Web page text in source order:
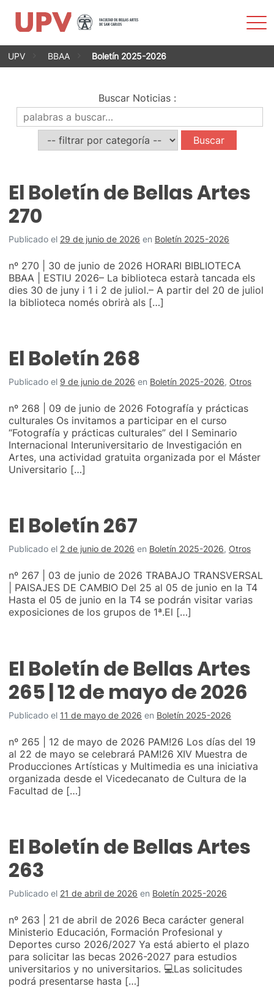
Saltar
UPV BBAA Boletín 2025-2026
Buscar Noticias:
El Boletín de Bellas Artes
270
Publicado el 29 de junio de 2026 en Boletín 2025-2026
nº 270 | 30 de junio de 2026 HORARI BIBLIOTECA
BBAA | ESTIU 2026– La biblioteca estarà tancada els
dies 30 de juny i 1 i 2 de juliol.– A partir del 20 de juliol
la biblioteca només obrirà als […]
El Boletín 268
Publicado el 9 de junio de 2026 en Boletín 2025-2026, Otros
nº 268 | 09 de junio de 2026 Fotografía y prácticas
culturales Os invitamos a participar en el curso
“Fotografía y prácticas culturales” del I Seminario
Internacional Interuniversitario de Investigación en
Artes, una actividad gratuita organizada por el Máster
Universitario […]
El Boletín 267
Publicado el 2 de junio de 2026 en Boletín 2025-2026, Otros
nº 267 | 03 de junio de 2026 TRABAJO TRANSVERSAL
| PAISAJES DE CAMBIO Del 25 al 05 de junio en la T4
Hasta el 05 de junio en la T4 se podrán visitar varias
exposiciones de los grupos de 1ª.El […]
El Boletín de Bellas Artes
265 | 12 de mayo de 2026
Publicado el 11 de mayo de 2026 en Boletín 2025-2026
nº 265 | 12 de mayo de 2026 PAM!26 Los días del 19
al 22 de mayo se celebrará PAM!26 XIV Muestra de
Producciones Artísticas y Multimedia es una iniciativa
organizada desde el Vicedecanato de Cultura de la
Facultad de […]
El Boletín de Bellas Artes
263
Publicado el 21 de abril de 2026 en Boletín 2025-2026
nº 263 | 21 de abril de 2026 Beca carácter general
Ministerio Educación, Formación Profesional y
Deportes curso 2026/2027 Ya está abierto el plazo
para solicitar las becas 2026-2027 para estudios
universitarios y no universitarios. 💻Las solicitudes
podrá presentarse hasta […]